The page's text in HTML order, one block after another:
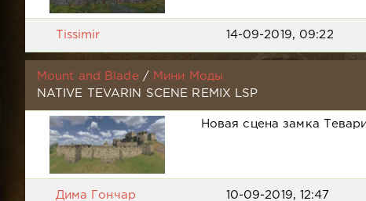
Tissimir 14-09-2019, 09:22
Mount and Blade /
Мини Моды
NATIVE TEVARIN SCENE REMIX LSP
Новая сцена замка
Дима Гончар 10-09-2019, 12:47